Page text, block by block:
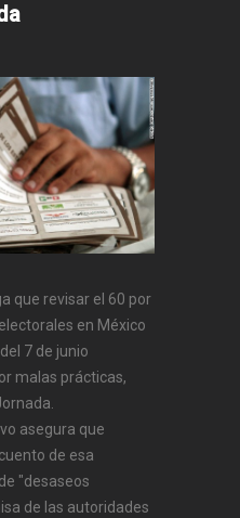
que revisar el 60 por
en México
7 de junio
malas prácticas,
asegura que
de esa
"desaseos
de las autoridades